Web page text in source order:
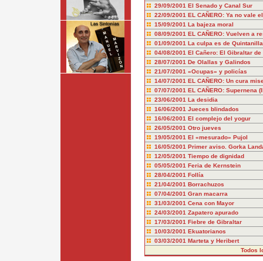
29/09/2001 El Senado y Canal Sur
22/09/2001 EL CAÑERO: Ya no vale
15/09/2001 La bajeza moral
08/09/2001 EL CAÑERO: Vuelven a
01/09/2001 La culpa es de Quintanilla
04/08/2001 El Cañero: El Gibraltar
28/07/2001 De Olallas y Galindos
21/07/2001 «Ocupas» y policías
14/07/2001 EL CAÑERO: Un cura
07/07/2001 EL CAÑERO: Supernena
23/06/2001 La desidia
16/06/2001 Jueces blindados
16/06/2001 El complejo del yogur
26/05/2001 Otro jueves
19/05/2001 El «mesurado» Pujol
16/05/2001 Primer aviso. Gorka
12/05/2001 Tiempo de dignidad
05/05/2001 Feria de Kernstein
28/04/2001 Follía
21/04/2001 Borrachuzos
07/04/2001 Gran macarra
31/03/2001 Cena con Mayor
24/03/2001 Zapatero apurado
17/03/2001 Fiebre de Gibraltar
10/03/2001 Ekuatorianos
03/03/2001 Marteta y Heribert
Todos